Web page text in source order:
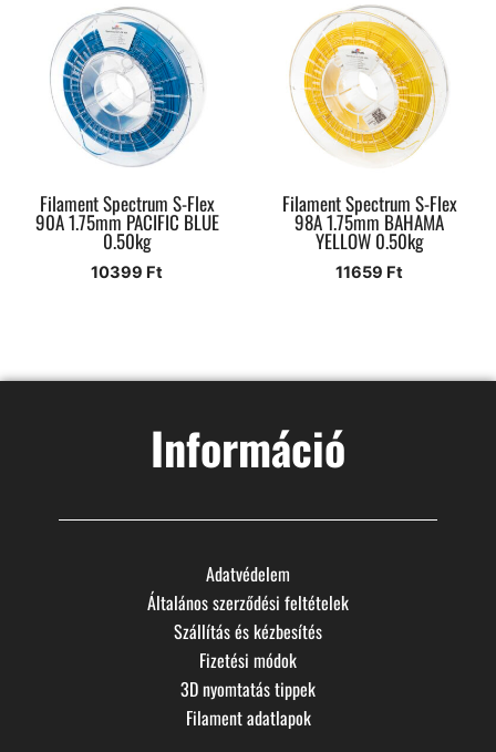
Filament Spectrum S-Flex
90A 1.75mm PACIFIC BLUE
0.50kg
10399 Ft
Filament Spectrum S-Flex
98A 1.75mm BAHAMA
YELLOW 0.50kg
11659 Ft
Információ
Adatvédelem
Általános szerződési feltételek
Szállítás és kézbesítés
Fizetési módok
3D nyomtatás tippek
Filament adatlapok